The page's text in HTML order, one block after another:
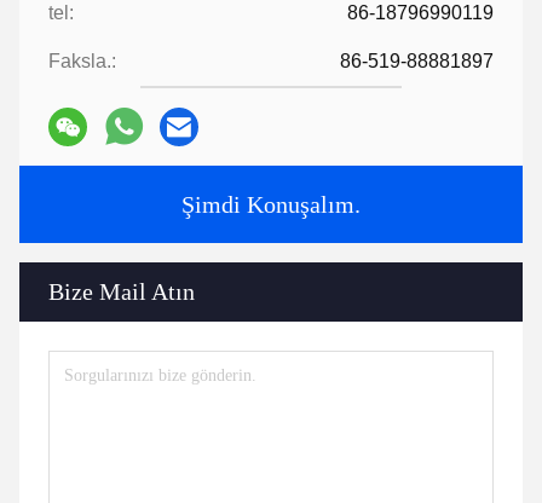
tel: 86-18796990119
Faksla.: 86-519-88881897
Şimdi Konuşalım.
Bize Mail Atın